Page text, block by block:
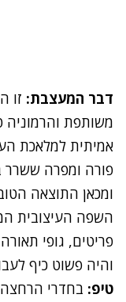
דבר המעצבת: זו
משותפת
אמיתית למלאכת ה
פורה ומפרה ששרר
ומכאן התוצאה
השפה העיצובית
פריטים, גופי
והיה פשוט כיף
טיפ: בחדרי הרחצה